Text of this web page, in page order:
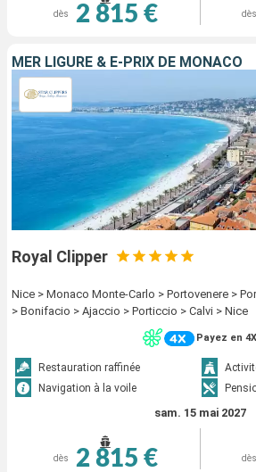
dès 2 815 € dès
MER LIGURE & E-PRIX DE MONACO
Royal Clipper
Nice > Monaco Monte-Carlo > Portovenere >
> Bonifacio > Ajaccio > Porticcio > Calvi > Nice
Payez en 4X
Restauration raffinée
Navigation à la voile
sam. 15 mai 2027
dès 2 815 € dès